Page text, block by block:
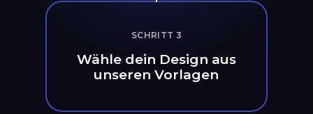
SCHRITT 3
Wähle dein Design aus
unseren Vorlagen